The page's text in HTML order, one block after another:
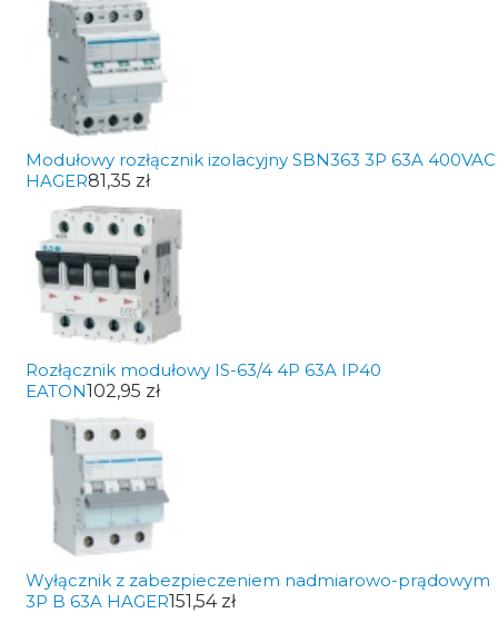
Modułowy rozłącznik izolacyjny SBN363 3P 63A 400VAC
HAGER81,35 zł
Rozłącznik modułowy IS-63/4 4P 63A IP40
EATON102,95 zł
Wyłącznik z zabezpieczeniem nadmiarowo-prądowym
3P B 63A HAGER151,54 zł